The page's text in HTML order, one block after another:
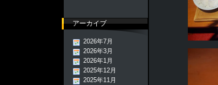
アーカイブ
2026年7月
2026年3月
2026年1月
2025年12月
2025年11月